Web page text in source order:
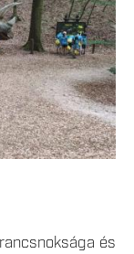
és